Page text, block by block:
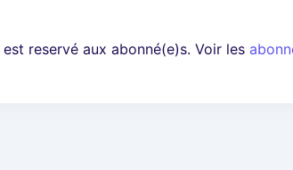
reservé aux abonné(e)s. Voir les